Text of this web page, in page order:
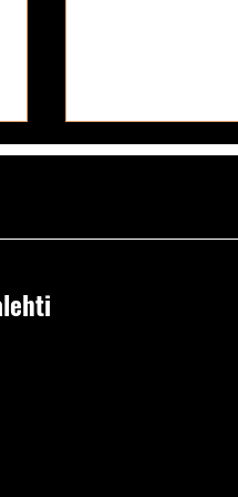
Blondin Playboy-
silikonit esillä!
Andrea Kuoni ei
edes yrittää